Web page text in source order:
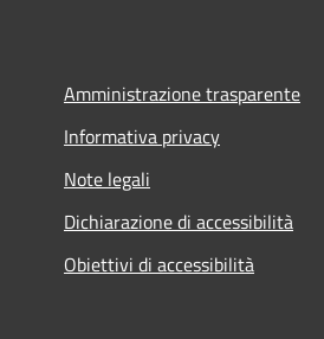
Amministrazione trasparente
Informativa privacy
Note legali
Dichiarazione di accessibilità
Obiettivi di accessibilità